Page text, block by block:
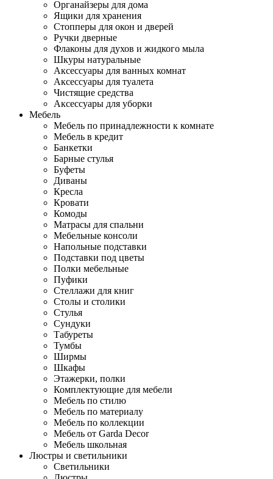
Органайзеры для дома
Ящики для хранения
Стопперы для окон и дверей
Ручки дверные
Флаконы для духов и жидкого мыла
Шкуры натуральные
Аксессуары для ванных комнат
Аксессуары для туалета
Чистящие средства
Аксессуары для уборки
Мебель
Мебель по принадлежности к комнате
Мебель в кредит
Банкетки
Барные стулья
Буфеты
Диваны
Кресла
Кровати
Комоды
Матрасы для спальни
Мебельные консоли
Напольные подставки
Подставки под цветы
Полки мебельные
Пуфики
Стеллажи для книг
Столы и столики
Стулья
Сундуки
Табуреты
Тумбы
Ширмы
Шкафы
Этажерки, полки
Комплектующие для мебели
Мебель по стилю
Мебель по материалу
Мебель по коллекции
Мебель от Garda Decor
Мебель школьная
Люстры и светильники
Светильники